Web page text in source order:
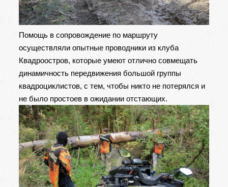
Помощь в сопровождение по маршруту
осуществляли опытные проводники из клуба
Квадроостров, которые умеют отлично совмещать
динамичность передвижения большой группы
квадроциклистов, с тем, чтобы никто не потерялся и
не было простоев в ожидании отстающих.